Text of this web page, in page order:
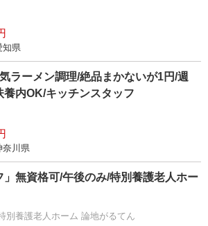
知県
ラーメン調理/絶品まかないが1円/週
内OK/キッチンスタッフ
奈川県
」無資格可/午後のみ/特別養護老人ホー
別養護老人ホーム 論地がるてん